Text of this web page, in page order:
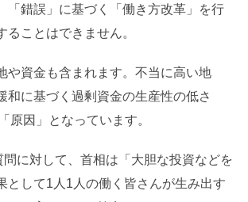
「錯誤」に基づく「働き方改革」を行
ることはできません。
や資金も含まれます。不当に高い地
和に基づく過剰資金の生産性の低さ
原因」となっています。
に対して、首相は「大胆な投資などを
として1人1人の働く皆さんが生み出す